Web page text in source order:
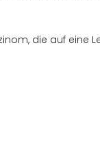
die auf eine